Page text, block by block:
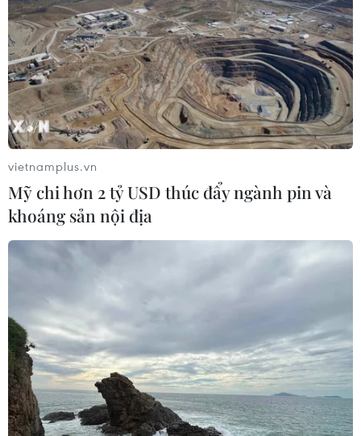
vietnamplus.vn
Mỹ chi hơn 2 tỷ USD thúc đẩy ngành pin và
khoáng sản nội địa